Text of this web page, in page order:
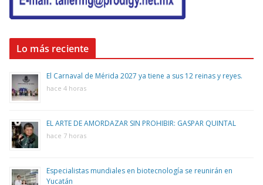
Lo más reciente
El Carnaval de Mérida 2027 ya tiene a sus 12 reinas y reyes.
hace 4 horas
EL ARTE DE AMORDAZAR SIN PROHIBIR: GASPAR QUINTAL
hace 7 horas
Especialistas mundiales en biotecnología se reunirán en
Yucatán